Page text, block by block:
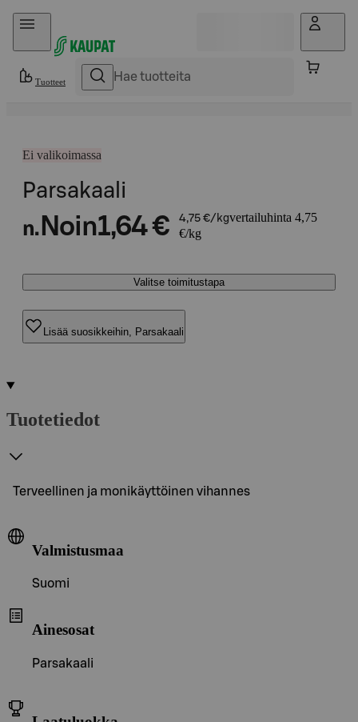
Hyppää sisältöön
Tuotteet
Ei valikoimassa
Parsakaali
n. Noin1,64 € 4,75 €/kgvertailuhinta 4,75
€/kg
Valitse toimitustapa
Lisää suosikkeihin, Parsakaali
Tuotetiedot
Terveellinen ja monikäyttöinen vihannes
Valmistusmaa
Suomi
Ainesosat
Parsakaali